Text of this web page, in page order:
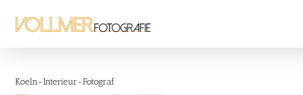
Inhalt
springen
Koeln-Interieur-Fotograf